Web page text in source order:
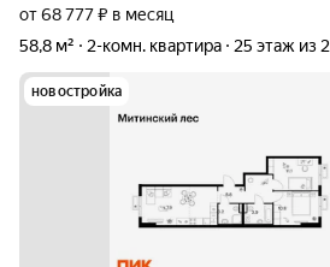
от 68 777 ₽ в месяц
58,8 м²
2-комн. квартира 25 этаж из
новостройка